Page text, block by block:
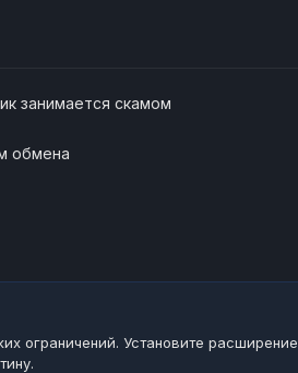
занимается скамом
обмена
ограничений. Установите расширение